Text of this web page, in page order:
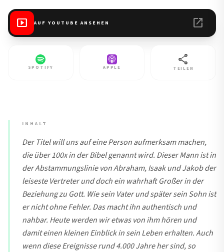
smart_display AUF YOUTUBE ANSEHEN open_in_new
SPOTIFY APPLE
share
TEILEN
INHALT
Der Titel will uns auf eine Person aufmerksam machen,
die über 100x in der Bibel genannt wird. Dieser Mann ist in
der Abstammungslinie von Abraham, Isaak und Jakob der
leiseste Vertreter und doch ein wahrhaft Großer in der
Beziehung zu Gott. Wie sein Vater und später sein Sohn ist
er nicht ohne Fehler. Das macht ihn authentisch und
nahbar. Heute werden wir etwas von ihm hören und
damit einen kleinen Einblick in sein Leben erhalten. Auch
wenn diese Ereignisse rund 4.000 Jahre her sind, so